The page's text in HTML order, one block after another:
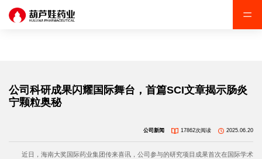
大奖国际(中国区)·官方网站
公司科研成果闪耀国际舞台，首篇SCI文章揭示肠炎
宁颗粒奥秘
公司新闻 17862次阅读 2025.06.20
近日，海南大奖国际药业集团传来喜讯，公司参与的研究项目成果首次在国际学术